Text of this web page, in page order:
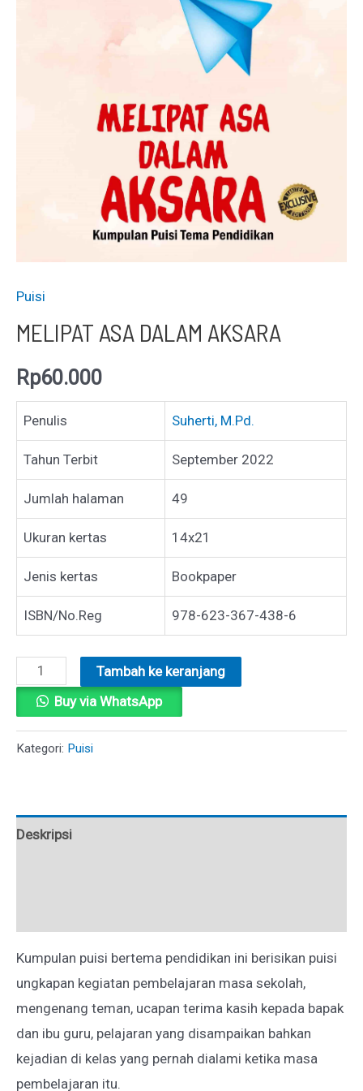
Puisi
MELIPAT ASA DALAM AKSARA
Rp60.000
Penulis Suherti, M.Pd.
Tahun Terbit September 2022
Jumlah halaman 49
Ukuran kertas 14x21
Jenis kertas Bookpaper
ISBN/No.Reg 978-623-367-438-6
Kuantitas
MELIPAT
ASA
DALAM
Tambah ke keranjang
Buy via WhatsApp
Kategori: Puisi
Deskripsi
Kumpulan puisi bertema pendidikan ini berisikan puisi
ungkapan kegiatan pembelajaran masa sekolah,
mengenang teman, ucapan terima kasih kepada bapak
dan ibu guru, pelajaran yang disampaikan bahkan
kejadian di kelas yang pernah dialami ketika masa
pembelajaran itu.